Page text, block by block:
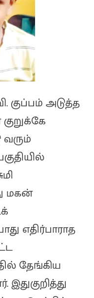
குப்பம் அடுத்த
மகன்
எதிர்பாராத
தேங்கிய
இதுகுறித்து